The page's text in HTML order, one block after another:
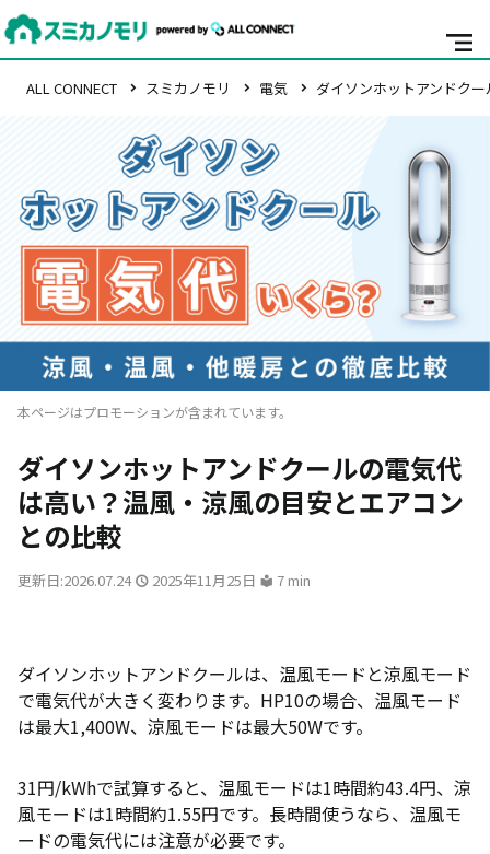
ALL CONNECT スミカノモリ 電気 ダイソンホットアンドク
本ページはプロモーションが含まれています。
ダイソンホットアンドクールの電気代
は高い？温風・涼風の目安とエアコン
との比較
更新日:2026.07.24 2025年11月25日 7 min
ダイソンホットアンドクールは、温風モードと涼風モード
で電気代が大きく変わります。HP10の場合、温風モード
は最大1,400W、涼風モードは最大50Wです。
31円/kWhで試算すると、温風モードは1時間約43.4円、涼
風モードは1時間約1.55円です。長時間使うなら、温風モ
ードの電気代には注意が必要です。